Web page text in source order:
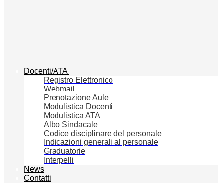
Docenti/ATA
Registro Elettronico
Webmail
Prenotazione Aule
Modulistica Docenti
Modulistica ATA
Albo Sindacale
Codice disciplinare del personale
Indicazioni generali al personale
Graduatorie
Interpelli
News
Contatti